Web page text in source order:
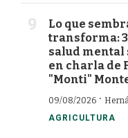
Lo que
transforma:
salud mental
en charla de
"Monti"
09/08/2026 ·
AGRICULTURA